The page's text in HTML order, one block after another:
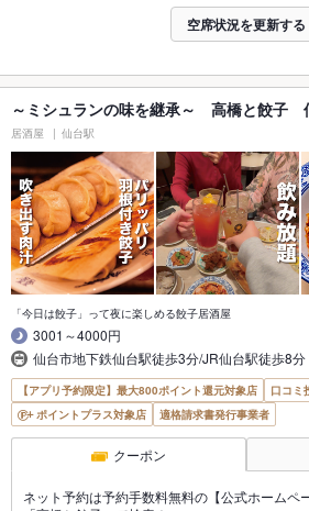
空席状況を更新する
～ミシュランの味を継承～ 高橋と餃子
居酒屋 仙台駅
「今日は餃子」って夜に楽しめる餃子居酒屋
3001～4000円
仙台市地下鉄仙台駅徒歩3分/JR仙台駅徒歩8分
【アプリ予約限定】最大800ポイント還元対象店 口コミ
ポイントプラス対象店
適格請求書発行事業者
クーポン
ネット予約は予約手数料無料の【公式ホームペ